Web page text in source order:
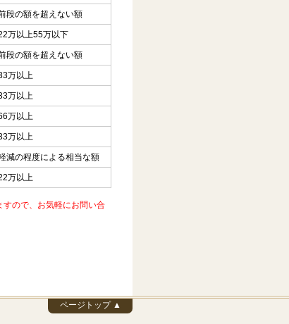
段の額を超えない額
万以上55万以下
段の額を超えない額
万以上
万以上
万以上
万以上
減の程度による相当な額
万以上
ので、お気軽にお問い合
ページトップ ▲